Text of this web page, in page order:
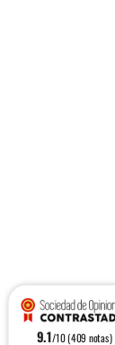
9.1/10 (409 notas)